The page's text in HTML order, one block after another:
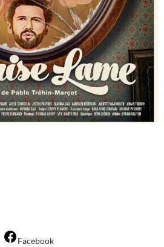
Facebook